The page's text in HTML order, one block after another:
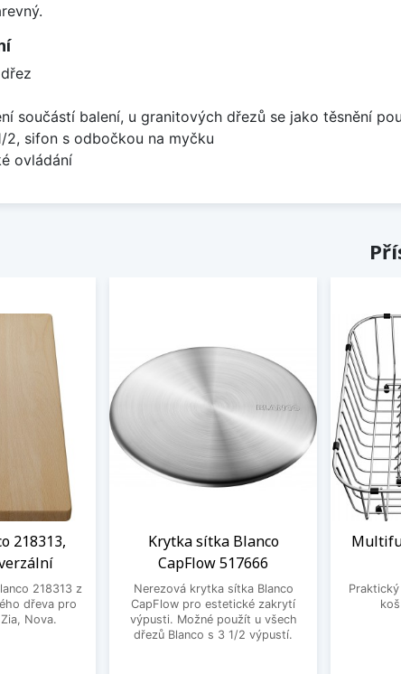
součástí balení, u granitových dřezů se jako těsnění
2, sifon s odbočkou na myčku
ovládání
218313,
218313 z
dřeva pro
Nova.
Krytka sítka Blanco
CapFlow 517666
Nerezová krytka sítka Blanco
CapFlow pro estetické zakrytí
výpusti. Možné použít u všech
dřezů Blanco s 3 1/2 výpustí.